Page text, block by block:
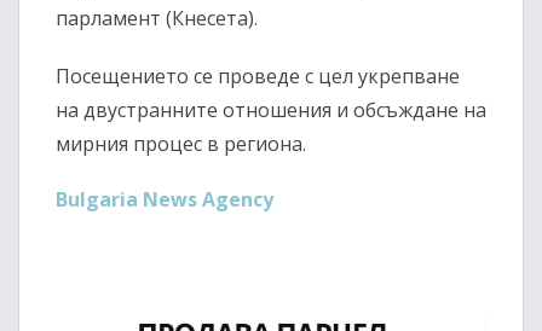
парламент (Кнесета).
Посещението се проведе с цел укрепване
на двустранните отношения и обсъждане на
мирния процес в региона.
Bulgaria News Agency